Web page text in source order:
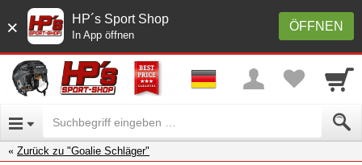
× ÖFFNEN
HP´s Sport Shop
In App öffnen
Zurück zu "Goalie Schläger"